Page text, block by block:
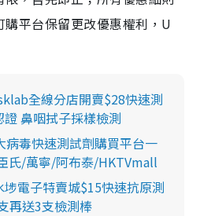
平台保留更改優惠權利，U
全線分店開賣$28快速測
鼻咽拭子採樣檢測
病毒快速測試劑購買平台一
氏/萬寧/阿布泰/HKTVmall
埗電子特賣城$15快速抗原測
再送3支檢測棒